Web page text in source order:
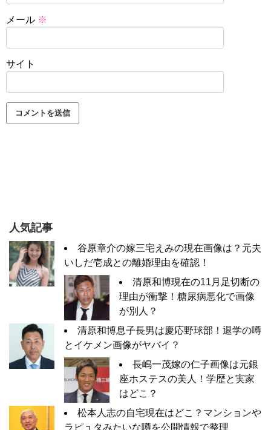
メール ※
サイト
人気記事
谷原章介の嫁三宅えみの現在画像は？元夫
いしだ壱成との離婚理由を確認！
清原和博現在の11月足切断の
理由が衝撃！糖尿病悪化で画像
が別人？
清原和博息子長男は慶応野球部！退学の噂
とイケメン画像がヤバイ？
長嶋一茂嫁の仁子画像は元銀
座ホステスの美人！学歴と実家
はどこ？
松本人志の自宅現在はどこ？マンションや
ラピュタみたいな噂を公開情報で整理